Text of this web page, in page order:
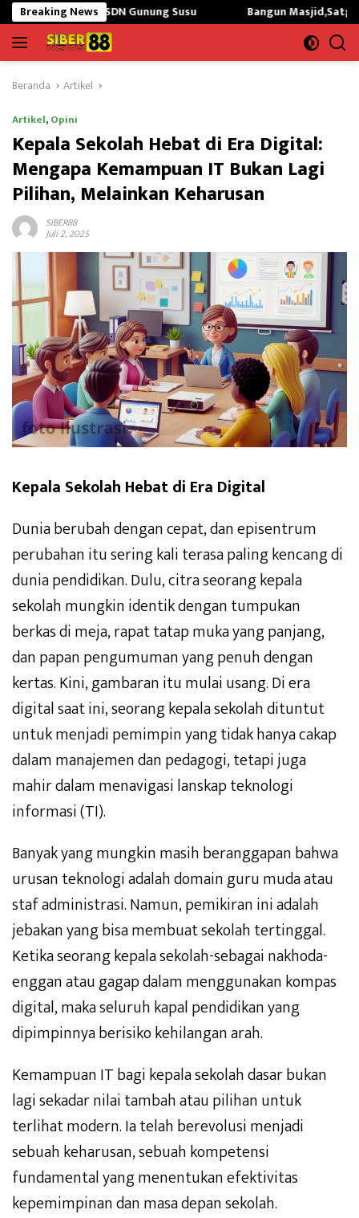
Langsung
ke
konten
Breaking News
Gunung Susu Bangun Masjid,Satgas Yonarmed 13/
Beranda Artikel
Artikel,Opini
Kepala Sekolah Hebat di Era Digital:
Mengapa Kemampuan IT Bukan Lagi
Pilihan, Melainkan Keharusan
SIBER88
Juli 2, 2025
Kepala Sekolah Hebat di Era Digital
Dunia berubah dengan cepat, dan episentrum
perubahan itu sering kali terasa paling kencang di
dunia pendidikan. Dulu, citra seorang kepala
sekolah mungkin identik dengan tumpukan
berkas di meja, rapat tatap muka yang panjang,
dan papan pengumuman yang penuh dengan
kertas. Kini, gambaran itu mulai usang. Di era
digital saat ini, seorang kepala sekolah dituntut
untuk menjadi pemimpin yang tidak hanya cakap
dalam manajemen dan pedagogi, tetapi juga
mahir dalam menavigasi lanskap teknologi
informasi (TI).
Banyak yang mungkin masih beranggapan bahwa
urusan teknologi adalah domain guru muda atau
staf administrasi. Namun, pemikiran ini adalah
jebakan yang bisa membuat sekolah tertinggal.
Ketika seorang kepala sekolah-sebagai nakhoda-
enggan atau gagap dalam menggunakan kompas
digital, maka seluruh kapal pendidikan yang
dipimpinnya berisiko kehilangan arah.
Kemampuan IT bagi kepala sekolah dasar bukan
lagi sekadar nilai tambah atau pilihan untuk
terlihat modern. Ia telah berevolusi menjadi
sebuah keharusan, sebuah kompetensi
fundamental yang menentukan efektivitas
kepemimpinan dan masa depan sekolah.